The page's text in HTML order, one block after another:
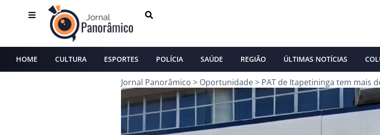
HOME CULTURA ESPORTES POLÍCIA SAÚDE REGIÃO ÚLTIMAS NOTÍCIAS
Jornal Panorâmico > Oportunidade> PAT de Itapetininga tem mais